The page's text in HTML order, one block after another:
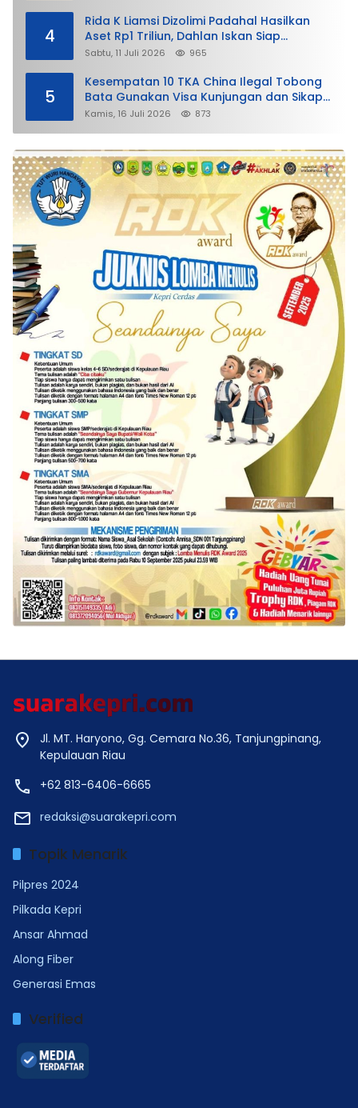
4
Rida K Liamsi Dizolimi Padahal Hasilkan
Aset Rp1 Triliun, Dahlan Iskan Siap
Membela
Sabtu, 11 Juli 2026 965
5
Kesempatan 10 TKA China Ilegal Tobong
Bata Gunakan Visa Kunjungan dan Sikap
Lunak Ditjen Imigrasi Kepri?
Kamis, 16 Juli 2026 873
Jl. MT. Haryono, Gg. Cemara No.36, Tanjungpinang,
Kepulauan Riau
+62 813-6406-6665
redaksi@suarakepri.com
Topik Menarik
Pilpres 2024
Pilkada Kepri
Ansar Ahmad
Along Fiber
Generasi Emas
Verified